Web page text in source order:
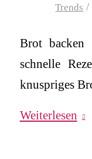
Trends /
Brot
schnelle
knuspriges
Weiterlesen